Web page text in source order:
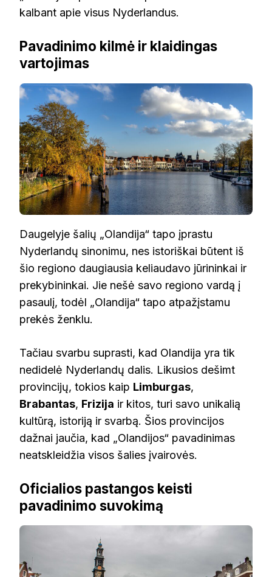
kalbant apie visus Nyderlandus.
Pavadinimo kilmė ir klaidingas
vartojimas
Daugelyje šalių „Olandija“ tapo įprastu
Nyderlandų sinonimu, nes istoriškai būtent iš
šio regiono daugiausia keliaudavo jūrininkai ir
prekybininkai. Jie nešė savo regiono vardą į
pasaulį, todėl „Olandija“ tapo atpažįstamu
prekės ženklu.
Tačiau svarbu suprasti, kad Olandija yra tik
nedidelė Nyderlandų dalis. Likusios dešimt
provincijų, tokios kaip Limburgas,
Brabantas, Frizija ir kitos, turi savo unikalią
kultūrą, istoriją ir svarbą. Šios provincijos
dažnai jaučia, kad „Olandijos“ pavadinimas
neatskleidžia visos šalies įvairovės.
Oficialios pastangos keisti
pavadinimo suvokimą